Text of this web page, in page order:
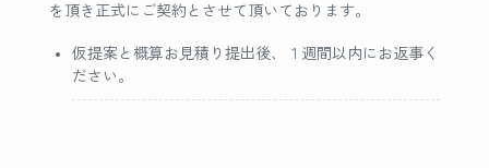
を頂き正式にご契約とさせて頂いております。
仮提案と概算お見積り提出後、１週間以内にお返事く
ださい。